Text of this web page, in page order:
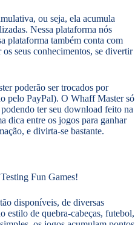
ou seja, ela acumula
Nessa plataforma nós
plataforma também conta com
seus conhecimentos, se divertir
poderão ser trocados por
pelo PayPal). O Whaff Master só
ter seu download feito na
dica entre os jogos para ganhar
e divirta-se bastante.
disponíveis, de diversas
estilo de quebra-cabeças, futebol,